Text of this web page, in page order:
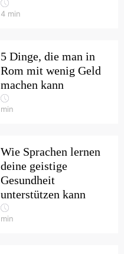
4 min
5 Dinge, die man in
Rom mit wenig Geld
machen kann
min
Wie Sprachen lernen
deine geistige
Gesundheit
unterstützen kann
min